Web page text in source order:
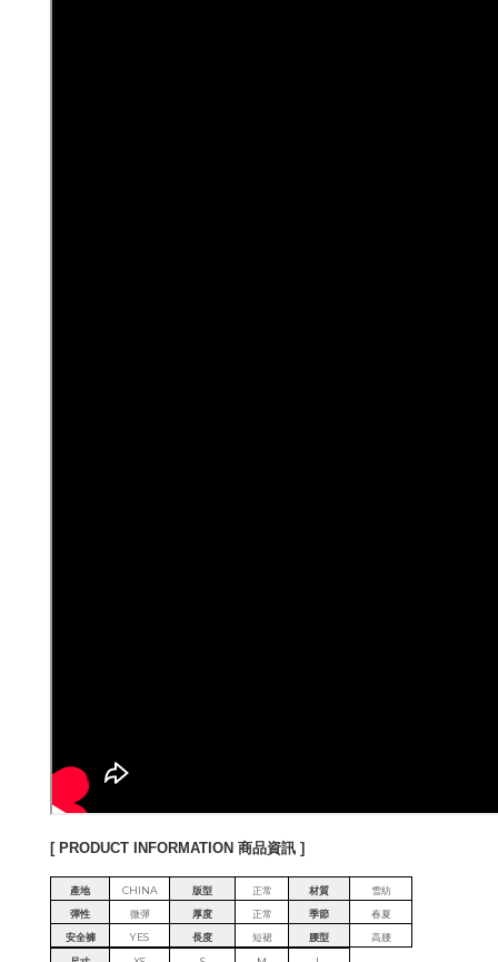
[ PRODUCT INFORMATION 商品資訊 ]
產地 CHINA 版型 正常 材質
雪紡
彈性
微彈 厚度 正常 季節
春夏
安全褲
YES 長度 短裙 腰型
高腰